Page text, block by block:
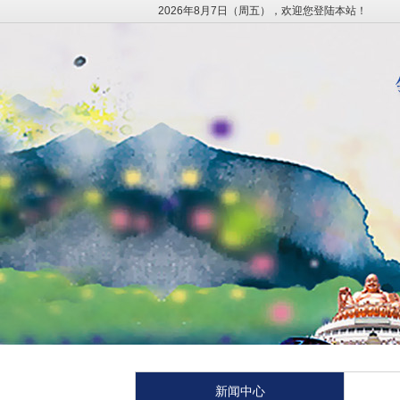
2026年8月7日（周五），欢迎您登陆本站！
新闻中心